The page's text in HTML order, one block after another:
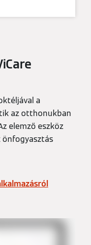
a
az otthonukban
elemző eszköz
önfogyasztás